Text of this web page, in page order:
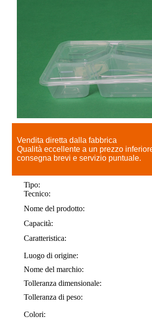
Vendita diretta dalla fabbrica
Qualità eccellente a un prezzo
consegna brevi e servizio puntuale.
Tipo:
Tecnico:
Nome del prodotto:
Capacità:
Caratteristica:
Luogo di origine:
Nome del marchio:
Tolleranza dimensionale:
Tolleranza di peso:
Colori: